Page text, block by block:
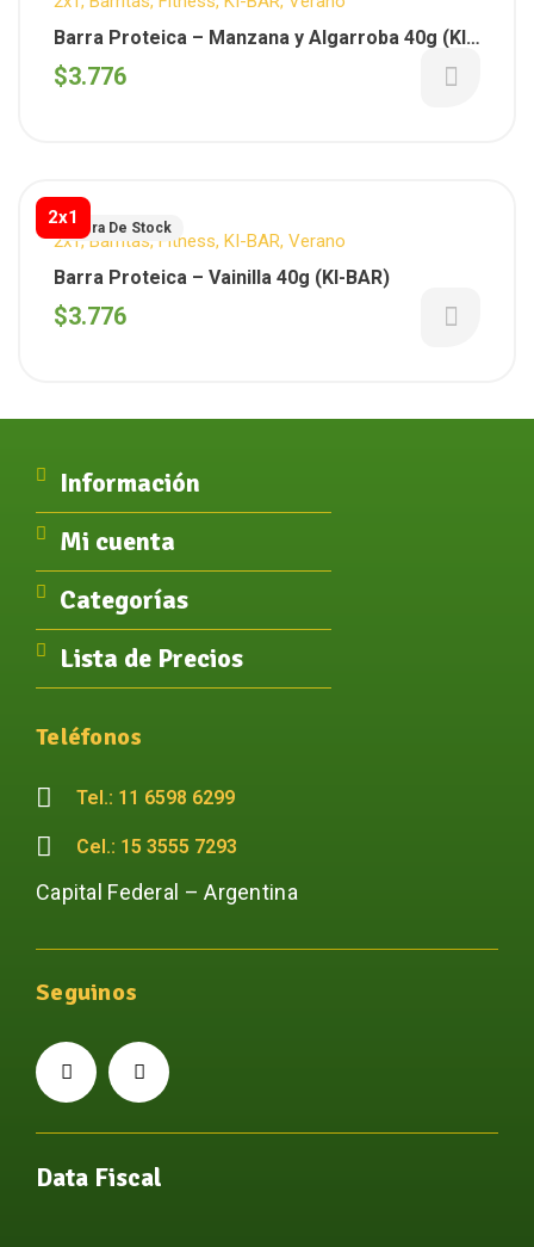
Barra Proteica – Manzana y Algarroba 40g (KI-
BAR)
$3.776
2x1Fuera De Stock
2x1,Barritas, Fitness, KI-BAR, Verano
Barra Proteica – Vainilla 40g (KI-BAR)
$3.776
Información
Mi cuenta
Categorías
Lista de Precios
Teléfonos
Tel.: 11 6598 6299
Cel.: 15 3555 7293
Capital Federal – Argentina
Seguinos
Data Fiscal